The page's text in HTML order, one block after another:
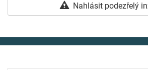
Nahlásit podezřelý